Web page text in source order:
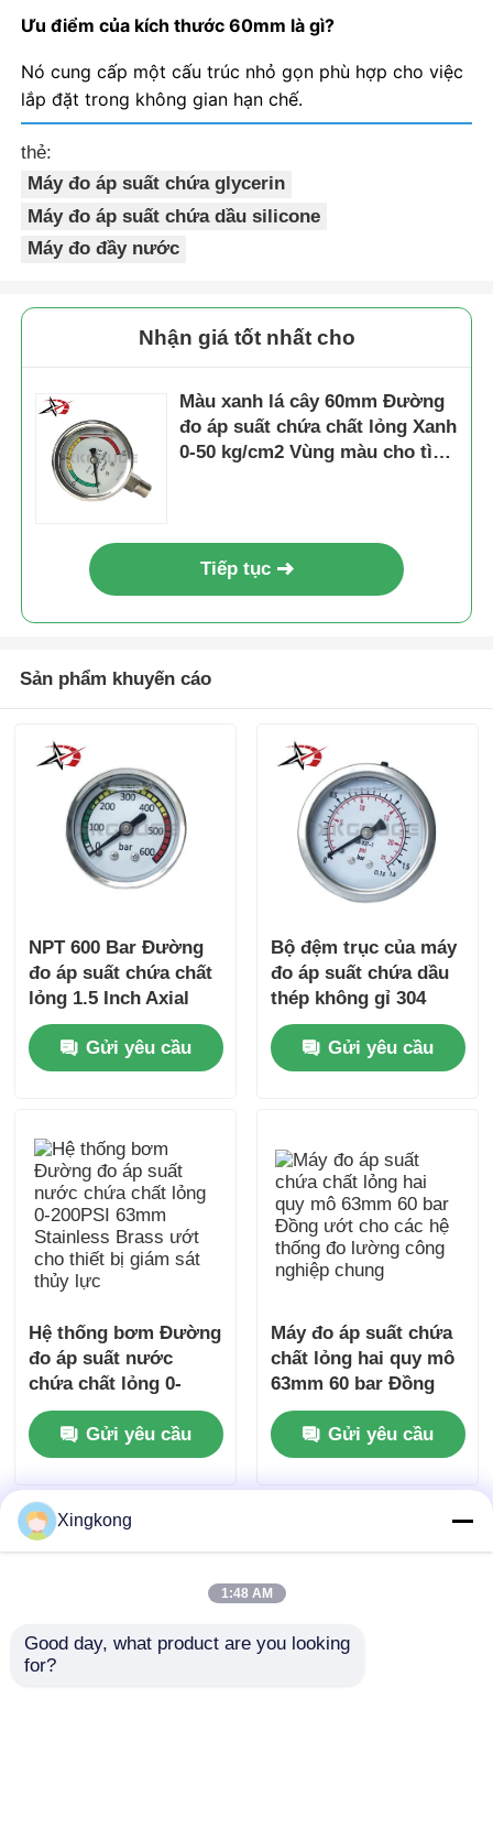
Ưu điểm của kích thước 60mm là gì?
Nó cung cấp một cấu trúc nhỏ gọn phù hợp cho việc
lắp đặt trong không gian hạn chế.
thẻ:
Máy đo áp suất chứa glycerin
Máy đo áp suất chứa dầu silicone
Máy đo đầy nước
Nhận giá tốt nhất cho
Màu xanh lá cây 60mm Đường
đo áp suất chứa chất lỏng Xanh
0-50 kg/cm2 Vùng màu cho tình
Tiếp tục
Sản phẩm khuyến cáo
NPT 600 Bar Đường
đo áp suất chứa chất
lỏng 1.5 Inch Axial
Mount Stainless Steel
cho giám sát thủy lực
nhỏ gọn
Gửi yêu cầu
Bộ đệm trục của máy
đo áp suất chứa dầu
thép không gỉ 304
nguyên bản cho hệ
thống thiết bị hiển thị
bảng điều khiển
Gửi yêu cầu
Hệ thống bơm Đường
đo áp suất nước
chứa chất lỏng 0-
200PSI 63mm
Stainless Brass ướt
cho thiết bị giám sát
thủy lực
Gửi yêu cầu
Máy đo áp suất chứa
chất lỏng hai quy mô
63mm 60 bar Đồng
ướt cho các hệ thống
đo lường công
nghiệp chung
Gửi yêu cầu
Xingkong
1:48 AM
Good day, what product are you looking
for?